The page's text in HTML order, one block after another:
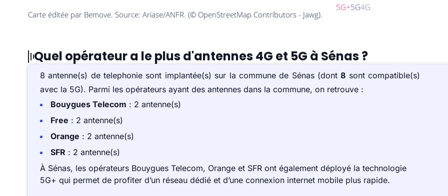
Quel opérateur a le plus d'antennes 4G et 5G à Sénas ?
8 antenne(s) de telephonie sont implantée(s) sur la commune de Sénas (dont8 sont compatible(s)
avec la 5G). Parmi les opérateurs ayant des antennes dans la commune, on retrouve :
Bouygues Telecom : 2 antenne(s)
Free : 2 antenne(s)
Orange : 2 antenne(s)
SFR : 2 antenne(s)
À Sénas, les opérateurs Bouygues Telecom, Orange et SFR ont également déployé la technologie
5G+ qui permet de profiter d’un réseau dédié et d’une connexion internet mobile plus rapide.